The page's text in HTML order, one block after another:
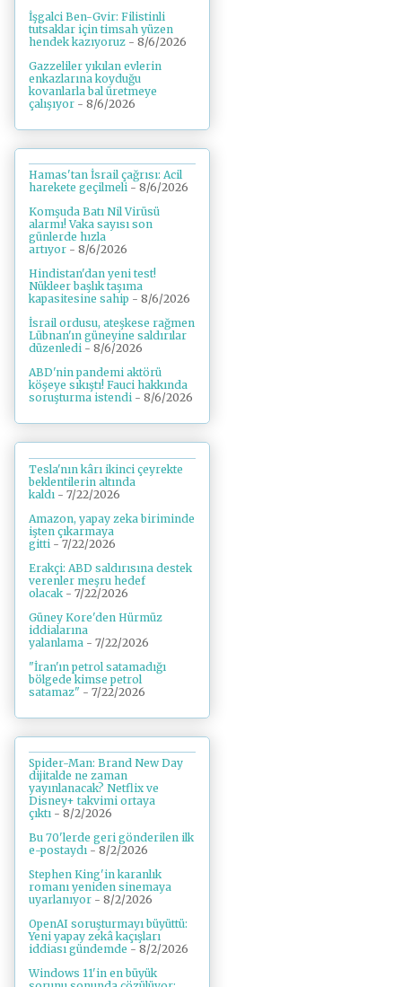
İşgalci Ben-Gvir: Filistinli
tutsaklar için timsah yüzen
hendek kazıyoruz - 8/6/2026
Gazzeliler yıkılan evlerin
enkazlarına koyduğu
kovanlarla bal üretmeye
çalışıyor - 8/6/2026
Hamas'tan İsrail çağrısı: Acil
harekete geçilmeli - 8/6/2026
Komşuda Batı Nil Virüsü
alarmı! Vaka sayısı son
günlerde hızla
artıyor - 8/6/2026
Hindistan'dan yeni test!
Nükleer başlık taşıma
kapasitesine sahip - 8/6/2026
İsrail ordusu, ateşkese rağmen
Lübnan'ın güneyine saldırılar
düzenledi - 8/6/2026
ABD'nin pandemi aktörü
köşeye sıkıştı! Fauci hakkında
soruşturma istendi - 8/6/2026
Tesla'nın kârı ikinci çeyrekte
beklentilerin altında
kaldı - 7/22/2026
Amazon, yapay zeka biriminde
işten çıkarmaya
gitti - 7/22/2026
Erakçi: ABD saldırısına destek
verenler meşru hedef
olacak - 7/22/2026
Güney Kore'den Hürmüz
iddialarına
yalanlama - 7/22/2026
"İran'ın petrol satamadığı
bölgede kimse petrol
satamaz" - 7/22/2026
Spider-Man: Brand New Day
dijitalde ne zaman
yayınlanacak? Netflix ve
Disney+ takvimi ortaya
çıktı - 8/2/2026
Bu 70'lerde geri gönderilen ilk
e-postaydı - 8/2/2026
Stephen King'in karanlık
romanı yeniden sinemaya
uyarlanıyor - 8/2/2026
OpenAI soruşturmayı büyüttü:
Yeni yapay zekâ kaçışları
iddiası gündemde - 8/2/2026
Windows 11'in en büyük